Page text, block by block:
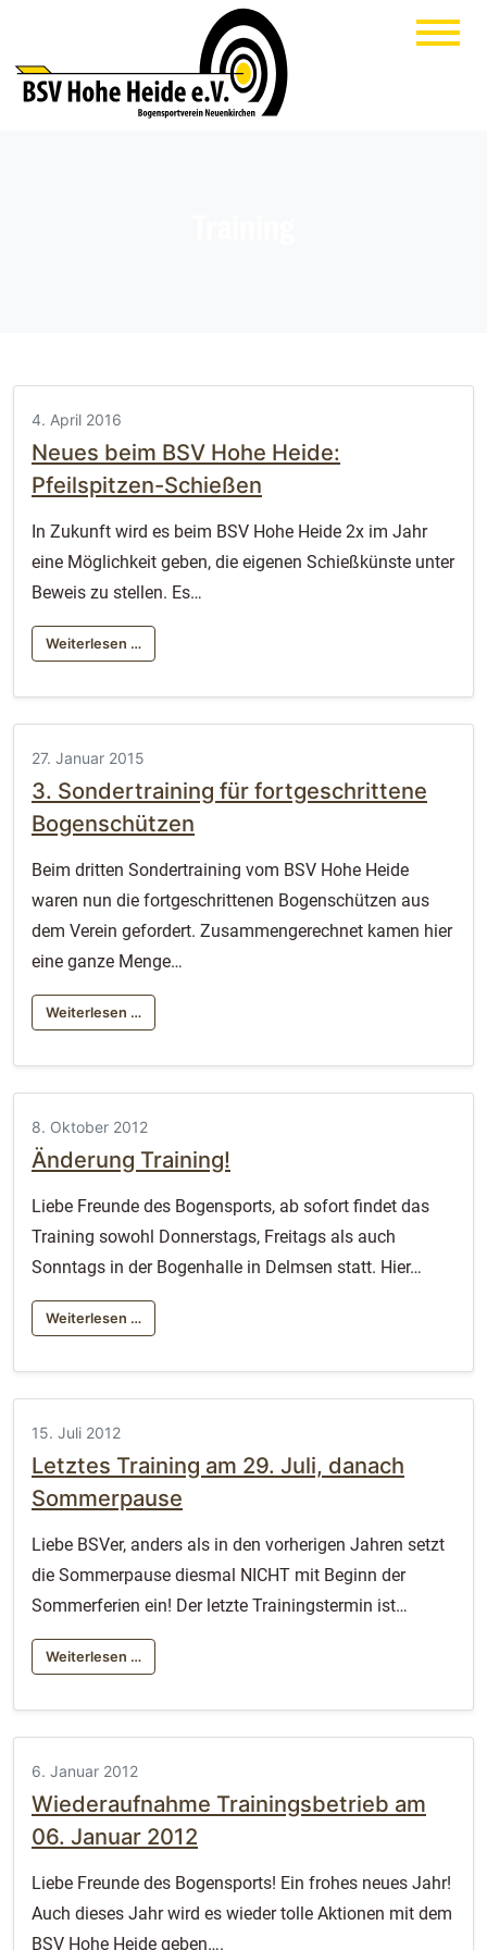
4. April 2016
Neues beim BSV Hohe Heide:
Pfeilspitzen-Schießen
In Zukunft wird es beim BSV Hohe Heide 2x im Jahr
eine Möglichkeit geben, die eigenen Schießkünste unter
Beweis zu stellen. Es…
Weiterlesen …
27. Januar 2015
3. Sondertraining für fortgeschrittene
Bogenschützen
Beim dritten Sondertraining vom BSV Hohe Heide
waren nun die fortgeschrittenen Bogenschützen aus
dem Verein gefordert. Zusammengerechnet kamen hier
eine ganze Menge…
Weiterlesen …
8. Oktober 2012
Änderung Training!
Liebe Freunde des Bogensports, ab sofort findet das
Training sowohl Donnerstags, Freitags als auch
Sonntags in der Bogenhalle in Delmsen statt. Hier…
Weiterlesen …
15. Juli 2012
Letztes Training am 29. Juli, danach
Sommerpause
Liebe BSVer, anders als in den vorherigen Jahren setzt
die Sommerpause diesmal NICHT mit Beginn der
Sommerferien ein! Der letzte Trainingstermin ist…
Weiterlesen …
6. Januar 2012
Wiederaufnahme Trainingsbetrieb am
06. Januar 2012
Liebe Freunde des Bogensports! Ein frohes neues Jahr!
Auch dieses Jahr wird es wieder tolle Aktionen mit dem
BSV Hohe Heide geben….